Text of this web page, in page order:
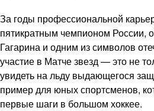
За годы профессиональной
пятикратным чемпионом России,
Гагарина и одним из символов
участие в Матче звезд — это не
увидеть на льду выдающегося
пример для юных спортсменов,
первые шаги в большом хоккее.